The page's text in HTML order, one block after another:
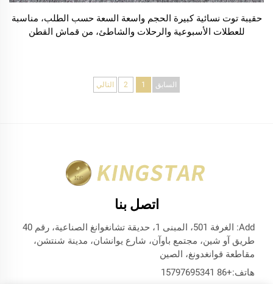
حقيبة توت نسائية كبيرة الحجم واسعة السعة حسب الطلب، مناسبة
للعطلات الأسبوعية والرحلات والشاطئ، من قماش القطن
السابق 1
2 التالي
اتصل بنا
Add: الغرفة 501، المبنى 1، حديقة تشانغوانغ الصناعية، رقم 40
طريق آو شين، مجتمع باوآن، شارع يوانشان، مدينة شنتشن،
مقاطعة قوانغدونغ، الصين
هاتف:+86 15797695341